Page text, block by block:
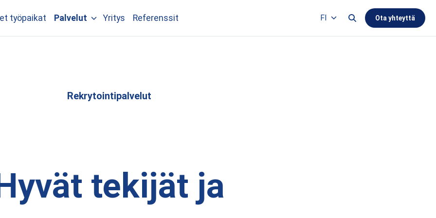
työpaikat
Palvelut Yritys Referenssit FI
Languages
Search this site
Ota yhteyttä
Rekrytointi­palvelut
tekijät ja